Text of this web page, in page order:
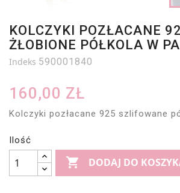
KOLCZYKI POZŁACANE
ŻŁOBIONE PÓŁKOLA W
Indeks 590001840
160,00 ZŁ
Kolczyki pozłacane 925 szlifowane
Ilość
 DODAJ DO